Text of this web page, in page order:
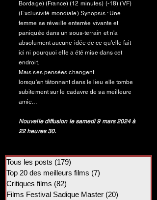
Bordage) (France) (12 minutes) (-18) (VF)
(Exclusivité mondiale) Synopsis : Une
femme se réveille enterrée vivante et
paniquée dans un sous-terrain et n'a
absolument aucune idée de ce qu'elle fait
ici ni pourquoi elle a été mise dans cet
endroit.
Mais ses pensées changent
lorsqu'en tâtonnant dans le lieu elle tombe
subitement sur le cadavre de sa meilleure
amie...
Nouvelle diffusion le samedi 9 mars 2024 à
22 heures 30.
Tous les posts (179)
Top 20 des meilleurs films (7)
Critiques films (82)
Films Festival Sadique Master (20)